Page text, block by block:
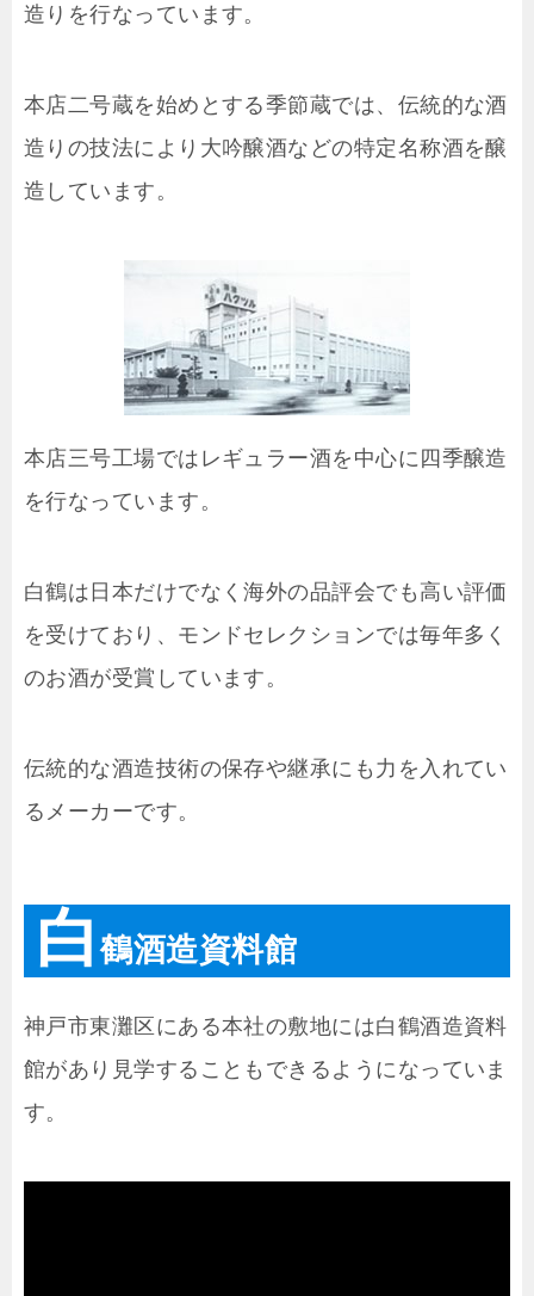
造りを行なっています。
本店二号蔵を始めとする季節蔵では、伝統的な酒
造りの技法により大吟醸酒などの特定名称酒を醸
造しています。
本店三号工場ではレギュラー酒を中心に四季醸造
を行なっています。
白鶴は日本だけでなく海外の品評会でも高い評価
を受けており、モンドセレクションでは毎年多く
のお酒が受賞しています。
伝統的な酒造技術の保存や継承にも力を入れてい
るメーカーです。
白鶴酒造資料館
神戸市東灘区にある本社の敷地には白鶴酒造資料
館があり見学することもできるようになっていま
す。